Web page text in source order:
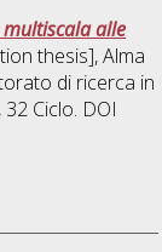
alle
thesis], Alma
di ricerca in
, 32 Ciclo. DOI